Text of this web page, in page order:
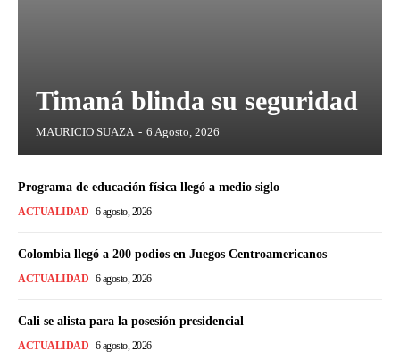
Timaná blinda su seguridad
MAURICIO SUAZA - 6 Agosto, 2026
Programa de educación física llegó a medio siglo
ACTUALIDAD 6 agosto, 2026
Colombia llegó a 200 podios en Juegos Centroamericanos
ACTUALIDAD 6 agosto, 2026
Cali se alista para la posesión presidencial
ACTUALIDAD 6 agosto, 2026